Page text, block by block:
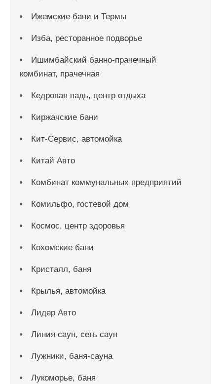
Ижемские бани и Термы
Изба, ресторанное подворье
Ишимбайский банно-прачечный
комбинат, прачечная
Кедровая падь, центр отдыха
Киржачские бани
Кит-Сервис, автомойка
Китай Авто
Комбинат коммунальных предприятий
Комильфо, гостевой дом
Космос, центр здоровья
Кохомские бани
Кристалл, баня
Крылья, автомойка
Лидер Авто
Линия саун, сеть саун
Лужники, баня-сауна
Лукоморье, баня